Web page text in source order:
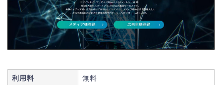
利用料 無料